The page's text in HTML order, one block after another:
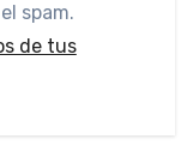
spam.
de tus